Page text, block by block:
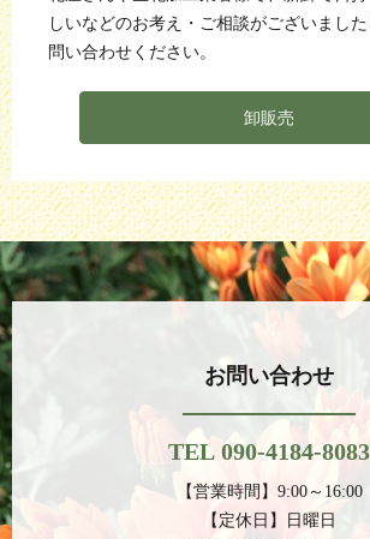
しいなどのお考え・ご相談がございまし
問い合わせください。
卸販売
お問い合わせ
TEL 090-4184-8083
【営業時間】9:00～16:00
【定休日】日曜日